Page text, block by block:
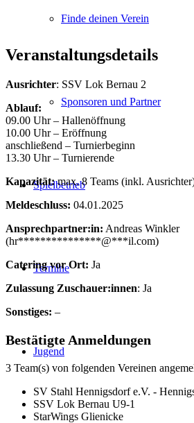
Finde deinen Verein
Sponsoren und Partner
Spielbetrieb
Termine
Jugend
Veranstaltungsdetails
Ausrichter: SSV Lok Bernau 2
Ablauf:
09.00 Uhr – Hallenöffnung
10.00 Uhr – Eröffnung
anschließend – Turnierbeginn
13.30 Uhr – Turnierende
Kapazität:max. 8 Teams (inkl.
Meldeschluss: 04.01.2025
Ansprechpartner:in: Andreas Winkler
(hr***************@***il.com)
Catering vor Ort: Ja
Zulassung Zuschauer:innen: Ja
Sonstiges: –
Bestätigte Anmeldungen
3 Team(s) von folgenden Vereinen
SV Stahl Hennigsdorf e.V. -
SSV Lok Bernau U9-1
StarWings Glienicke